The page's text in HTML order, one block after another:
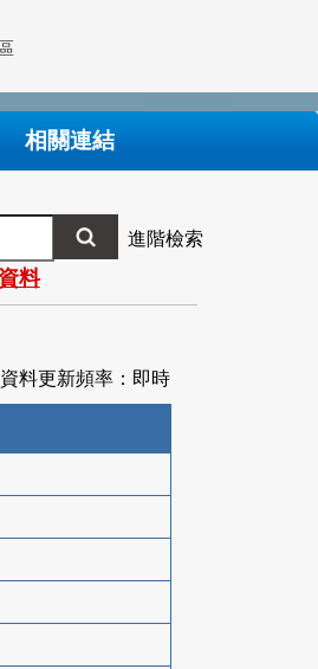
相關連結
進階檢索
料
資料更新頻率：即時